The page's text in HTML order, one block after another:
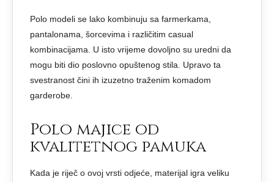
Polo modeli se lako kombinuju sa farmerkama,
pantalonama, šorcevima i različitim casual
kombinacijama. U isto vrijeme dovoljno su uredni da
mogu biti dio poslovno opuštenog stila. Upravo ta
svestranost čini ih izuzetno traženim komadom
garderobe.
Polo majice od
kvalitetnog pamuka
Kada je riječ o ovoj vrsti odjeće, materijal igra veliku